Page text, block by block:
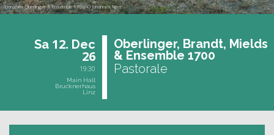
Dorothee Oberlinger & Ensemble 1700 © Johannes Ritter
Sa 12. Dec
26
19:30
Main Hall
Brucknerhaus
Linz
Ober­lin­ger, Brandt, Miel­ds
& En­sem­ble 1700
Pastorale